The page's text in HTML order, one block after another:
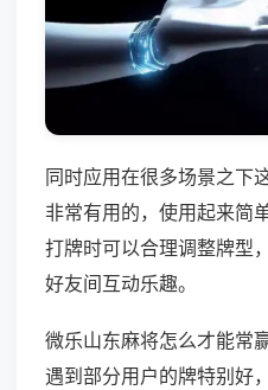
同时应用在很多场景之下
非常有用的，使用起来简
打牌时可以合理调整牌型
好友间互动乐趣。
微乐山东麻将怎么才能常
遇到部分用户的牌特别好